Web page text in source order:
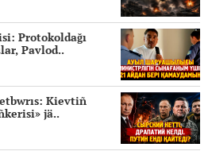
Protokoldağı
Pavlod..
Kievtiñ
jä..